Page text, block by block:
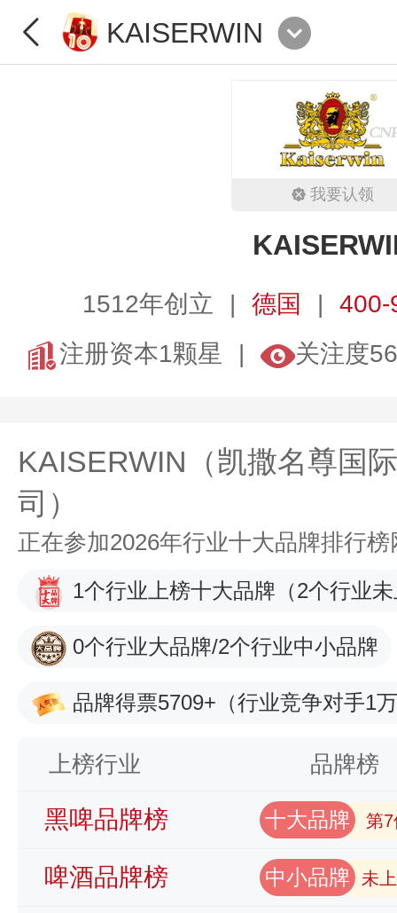
KAISERWIN
我要认领
1512年创立 德国
400-
注册资本1颗星
关注度
KAISERWIN（凯撒名尊国
司）
正在参加2026年行业十大品牌排行
1个行业上榜十大品牌 （2个行业
0个行业大品牌/2个行业中小品牌
品牌得票5709+ （行业竞争对手1
上榜行业 品牌榜
黑啤品牌榜 十大品牌 第7
啤酒品牌榜 中小品牌 未